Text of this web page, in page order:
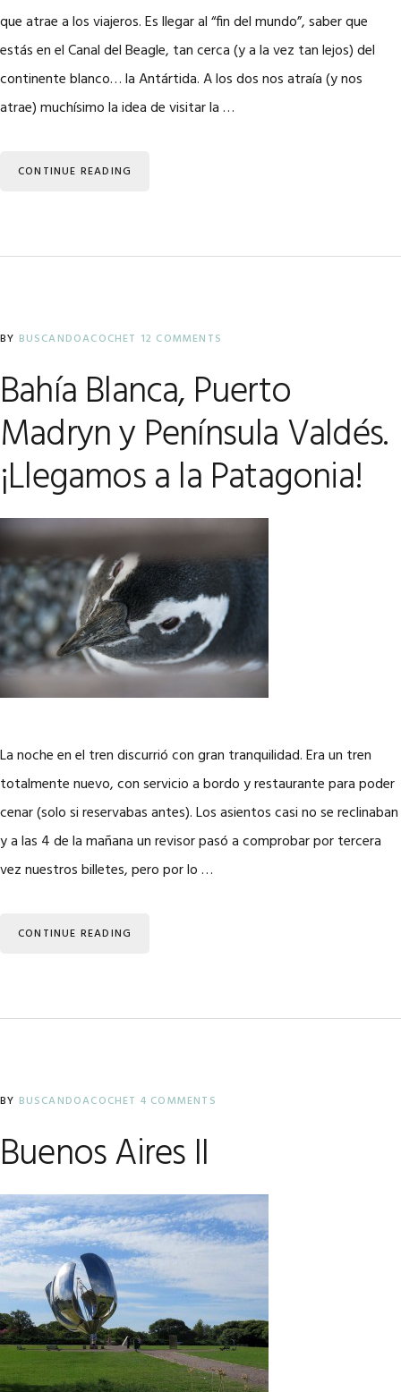
que atrae a los viajeros. Es llegar al “fin del mundo”, saber que
estás en el Canal del Beagle, tan cerca (y a la vez tan lejos) del
continente blanco… la Antártida. A los dos nos atraía (y nos
atrae) muchísimo la idea de visitar la …
CONTINUE READING
BY BUSCANDOACOCHET 12 COMMENTS
Bahía Blanca, Puerto
Madryn y Península Valdés.
¡Llegamos a la Patagonia!
La noche en el tren discurrió con gran tranquilidad. Era un tren
totalmente nuevo, con servicio a bordo y restaurante para poder
cenar (solo si reservabas antes). Los asientos casi no se reclinaban
y a las 4 de la mañana un revisor pasó a comprobar por tercera
vez nuestros billetes, pero por lo …
CONTINUE READING
BY BUSCANDOACOCHET 4 COMMENTS
Buenos Aires II